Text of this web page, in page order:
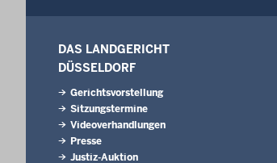
DAS LANDGERICHT
DÜSSELDORF
Gerichtsvorstellung
Sitzungstermine
Videoverhandlungen
Presse
Justiz-Auktion